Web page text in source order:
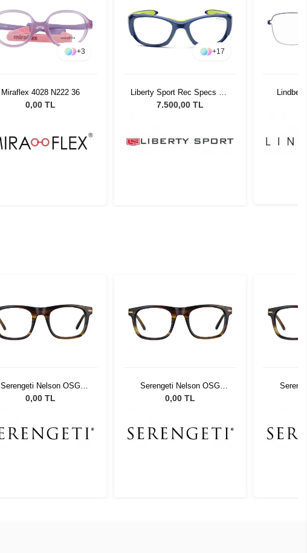
+3
Miraflex 4028 N222 36
0,00 TL
+17
Liberty Sport Rec Specs RS
50 #647 53
7.500,00 TL
Serengeti Nelson OSG
591002
0,00 TL
Serengeti Nelson OSG
591002
0,00 TL